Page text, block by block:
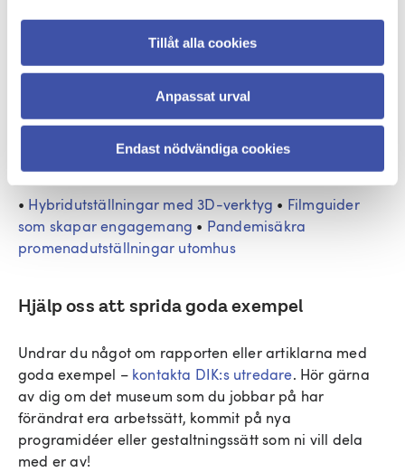
Tillåt alla cookies
Anpassat urval
Endast nödvändiga cookies
en hållbar och långsiktig finansiering av kultursektorn
och bättre arbetsvillkor för de som jobbar på
museerna. Vi vill också hjälpa till att sprida goda
exempel och arbetssätt vidare till fler i museisektorn,
så att de kan leva kvar även efter pandemin. Därför
har vi samlat några guldkorn som vi hoppas att du
som arbetar inom museisektorn kan inspireras av i din
verksamhet.
• Hybridutställningar med 3D-verktyg • Filmguider
som skapar engagemang • Pandemisäkra
promenadutställningar utomhus
Hjälp oss att sprida goda exempel
Undrar du något om rapporten eller artiklarna med
goda exempel – kontakta DIK:s utredare. Hör gärna
av dig om det museum som du jobbar på har
förändrat era arbetssätt, kommit på nya
programidéer eller gestaltningssätt som ni vill dela
med er av!